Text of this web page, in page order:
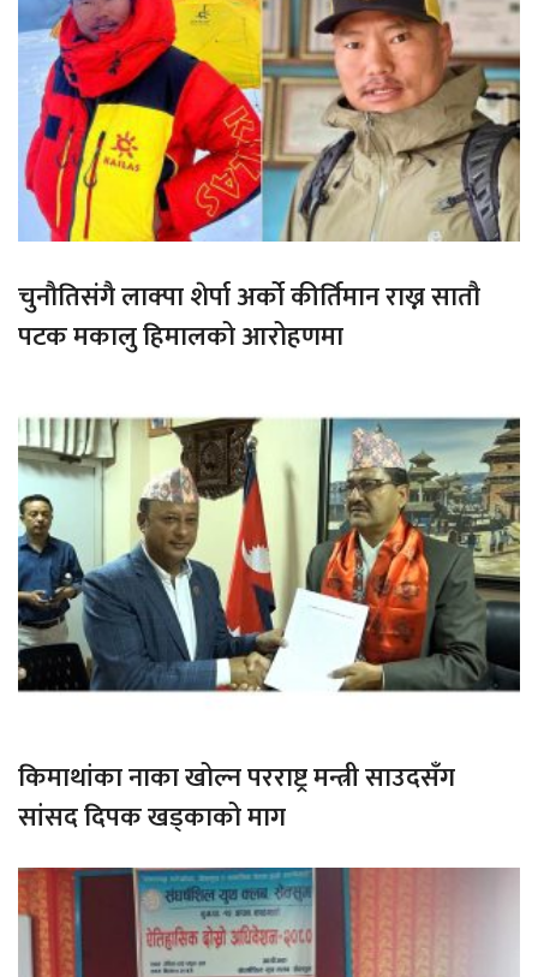
चुनौतिसंगै लाक्पा शेर्पा अर्को कीर्तिमान राख्न सातौ
पटक मकालु हिमालको आरोहणमा
किमाथांका नाका खोल्न परराष्ट्र मन्त्री साउदसँग
सांसद दिपक खड्काको माग